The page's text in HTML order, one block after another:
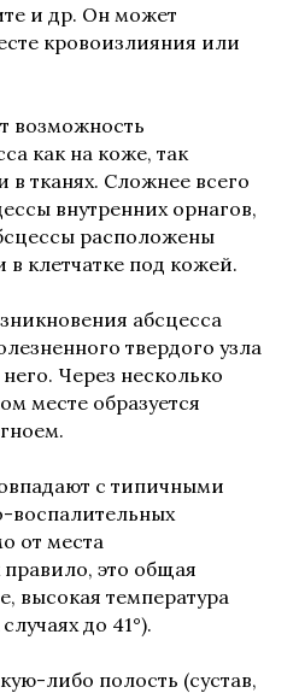
и др. Он может
кровоизлияния или
возможность
как на коже, так
тканях. Сложнее всего
внутренних орнагов,
расположены
клетчатке под кожей.
абсцесса
твердого узла
Через несколько
месте образуется
с типичными
воспалительных
от места
это общая
высокая температура
до 41°).
либо полость (сустав,